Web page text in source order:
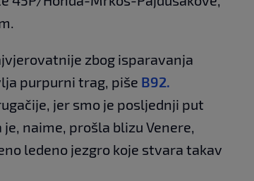
zbog isparavanja
purpurni trag, piše B92.
jer smo je posljednji put
naime, prošla blizu Venere,
ledeno jezgro koje stvara takav